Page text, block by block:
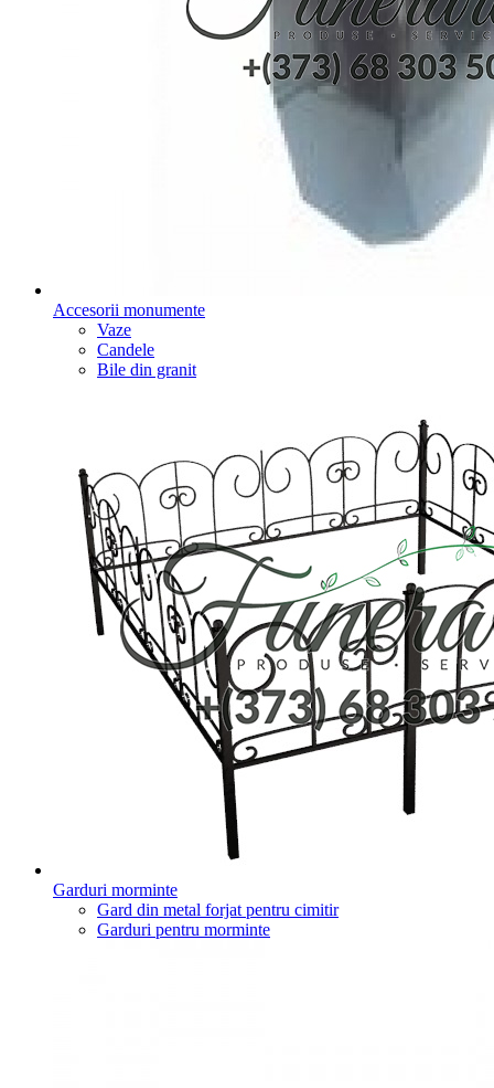
Accesorii monumente
Vaze
Candele
Bile din granit
Garduri morminte
Gard din metal forjat pentru cimitir
Garduri pentru morminte